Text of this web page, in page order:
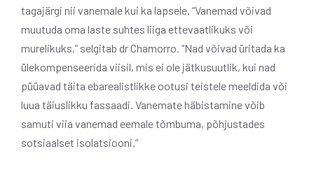
tagajärgi nii vanemale kui ka lapsele. “Vanemad võivad
muutuda oma laste suhtes liiga ettevaatlikuks või
murelikuks,” selgitab dr Chamorro. “Nad võivad üritada ka
ülekompenseerida viisil, mis ei ole jätkusuutlik, kui nad
püüavad täita ebarealistlikke ootusi teistele meeldida või
luua täiuslikku fassaadi. Vanemate häbistamine võib
samuti viia vanemad eemale tõmbuma, põhjustades
sotsiaalset isolatsiooni.”